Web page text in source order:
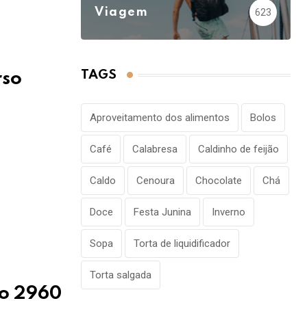
2960
Viagem 623
TAGS
Aproveitamento dos alimentos Bolos
Café Calabresa Caldinho de feijão
Caldo Cenoura Chocolate Chá
Doce Festa Junina Inverno
Sopa Torta de liquidificador
Torta salgada